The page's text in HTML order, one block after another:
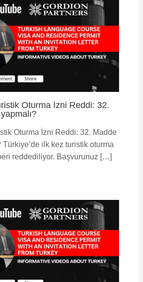
Oturma İzni Reddi: 32.
Oturma İzni Reddi: 32. Madde
Türkiye’de ilk kez turistik oturma
reddediliyor. Başvurunuz […]